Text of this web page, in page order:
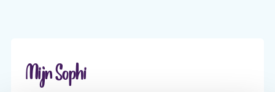
Mijn Sophi